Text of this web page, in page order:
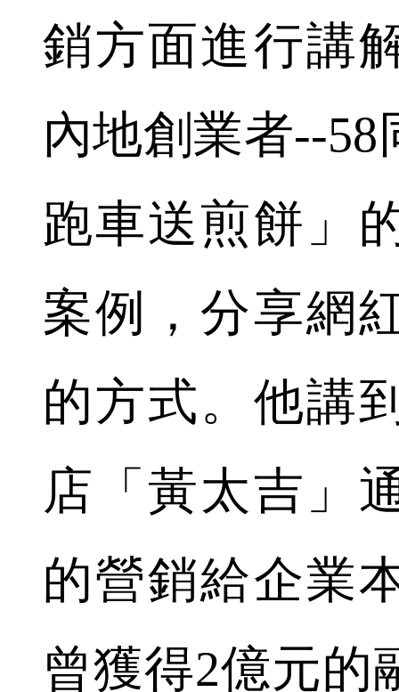
銷方面進行講
內地創業者--
跑車送煎餅」
案例，分享網
的方式。他講
店「黃太吉」
的營銷給企業
曾獲得2億元的